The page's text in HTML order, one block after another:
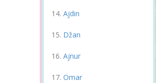
Ajdin
Džan
Ajnur
Omar